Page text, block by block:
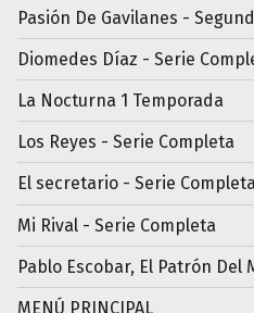
Pasión De Gavilanes -
Diomedes Díaz - Serie
La Nocturna 1 Temporada
Los Reyes - Serie Completa
El secretario - Serie Completa
Mi Rival - Serie Completa
Pablo Escobar, El Patrón Del
MENÚ PRINCIPAL